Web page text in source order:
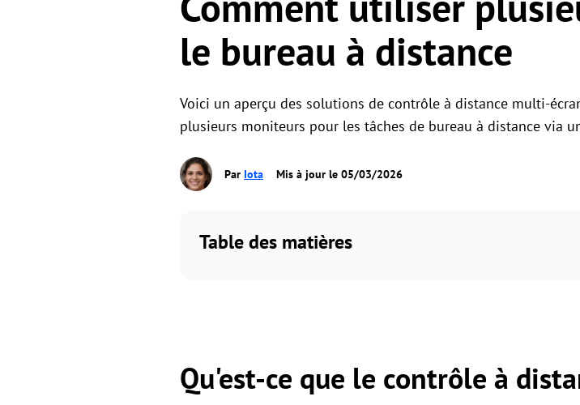
Contrôle à distance global
Contrôler des serveurs à l'étranger en
toute simplicité
Gestion des
Gérer les accès
le bureau à distance
Voici un aperçu des solutions de contrôle à distance multi-
plusieurs moniteurs pour les tâches de bureau à distance via
Par Iota Mis à jour le 05/03/2026
Table des matières
Qu'est-ce que le contrôle à